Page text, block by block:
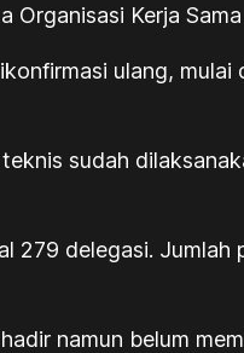
Kerja
ulang, mulai
sudah
279 delegasi. Jumlah
namun belum